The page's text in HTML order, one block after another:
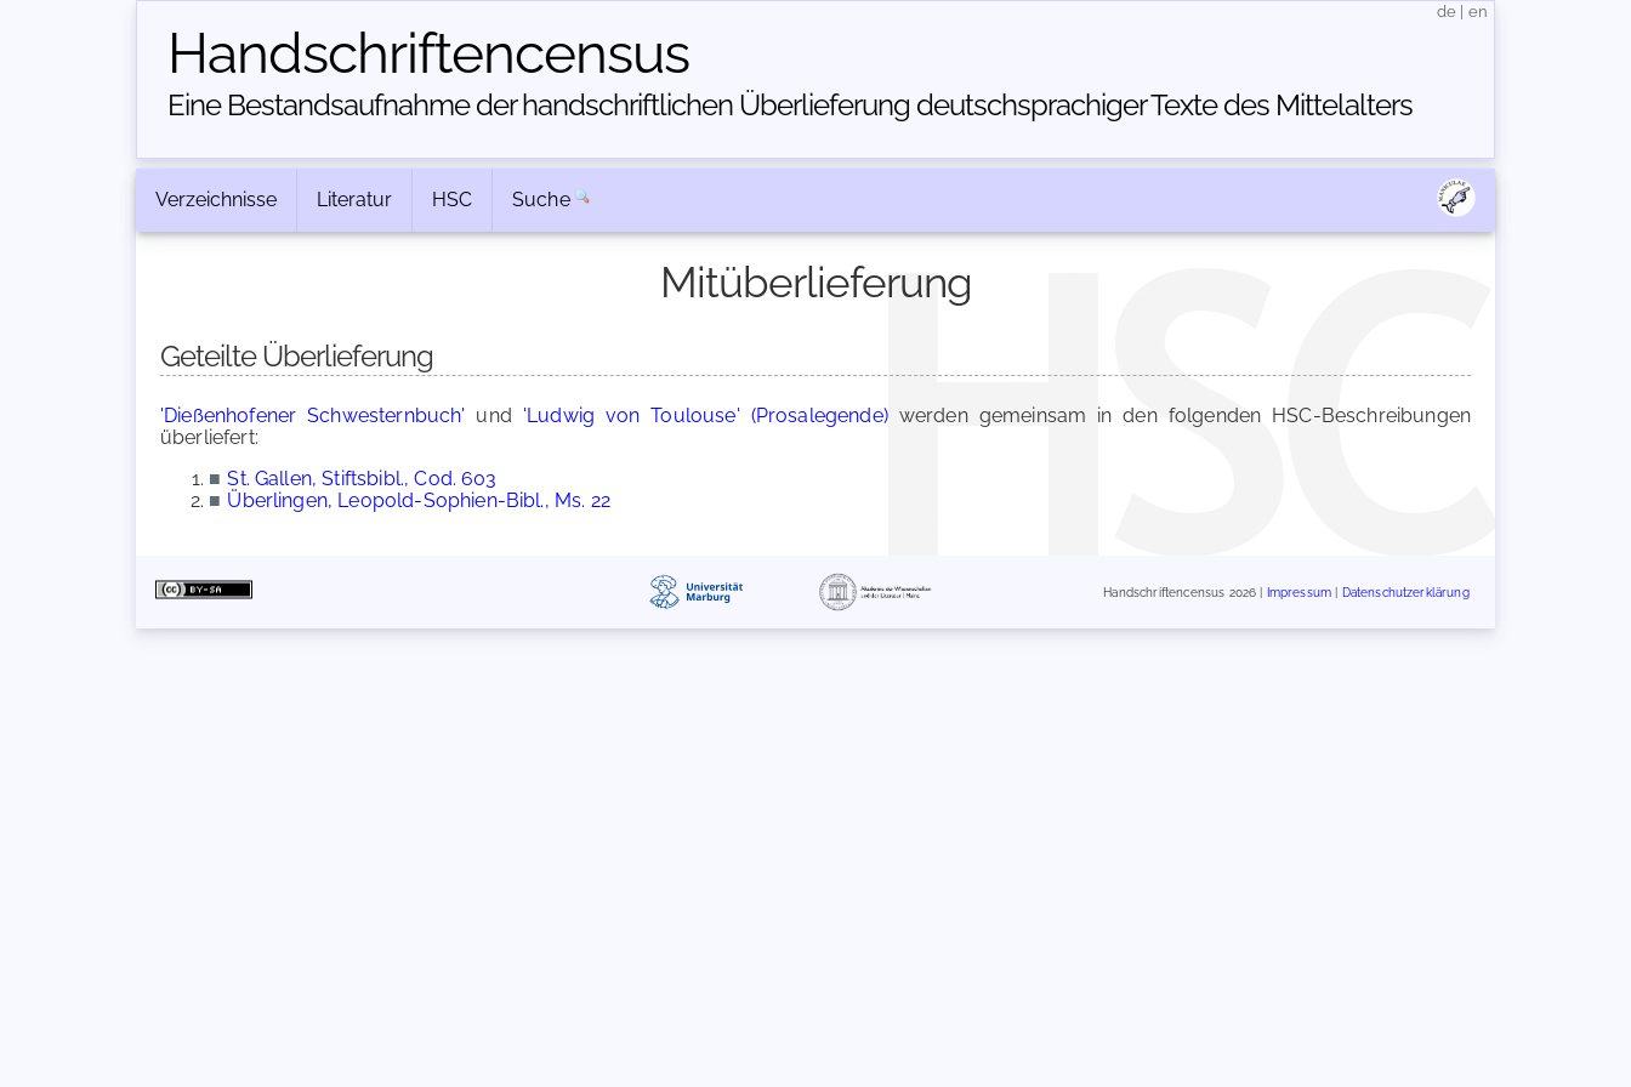
Handschriften­census
Eine Bestandsaufnahme der handschriftlichen Über­lieferung deutschsprachiger Texte des Mittelalters
de en
Verzeichnisse Literatur HSC Suche
Mitüberlieferung
Geteilte Überlieferung
'Dießenhofener Schwesternbuch' und 'Ludwig von Toulouse' (Prosalegende)werden gemeinsam in den folgenden HSC-Beschreibungen
überliefert:
■ St. Gallen, Stiftsbibl., Cod. 603
■ Überlingen, Leopold-Sophien-Bibl., Ms. 22
Handschriftencensus 2026 | Impressum Datenschutzerklärung